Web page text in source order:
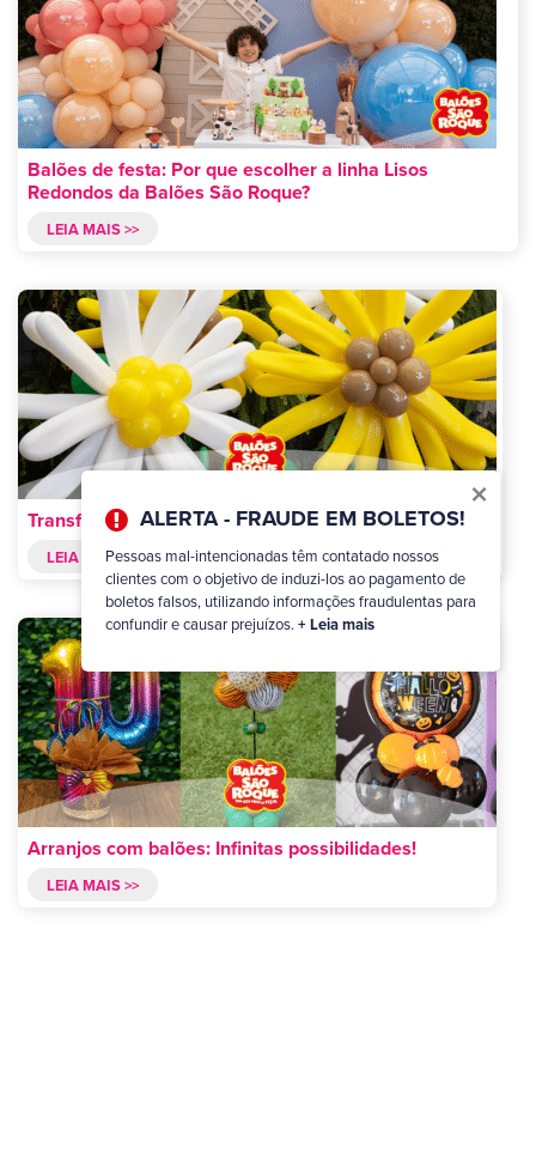
×
ALERTA - FRAUDE EM BOLETOS!
Pessoas mal-intencionadas têm contatado nossos
clientes com o objetivo de induzi-los ao pagamento de
boletos falsos, utilizando informações fraudulentas para
confundir e causar prejuízos. + Leia mais
Balões de festa: Por que escolher a linha Lisos
Redondos da Balões São Roque?
LEIA MAIS >>
Transforme sua festa com balões Formatos Especiais!
LEIA MAIS >>
Arranjos com balões: Infinitas possibilidades!
LEIA MAIS >>